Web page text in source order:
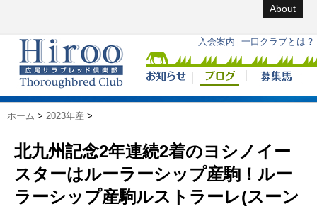
About
ホーム > 2023年産 >
北九州記念2年連続2着のヨシノイー
スターはルーラーシップ産駒！ルー
ラーシップ産駒ルストラーレ(スーン